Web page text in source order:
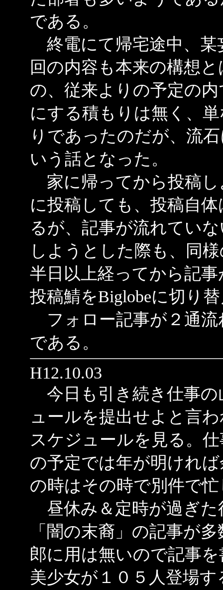
である。
終電にて帰宅途中、某
回の内容も本来の構想
の、従来よりの予定の
にする積もりは無く、
りであったのだが、流
いう話となった。
家に帰ってから投稿し
に投稿しても、投稿自
るが、記事が流れてい
しようとした際も、同
半日以上経ってから記
投稿鯖をBiglobeに切り
フォロー記事が２通流
である。
H12.10.03
今日も引き続き仕事の
ュールを提出せよと言
スケジュールを見る。
の予定では年が明けれ
の時はその時で別件で
昼休み＆定時が過ぎた
「闇の末裔」の記事が
郎に用は無いので記事
美少女が１０５人登場